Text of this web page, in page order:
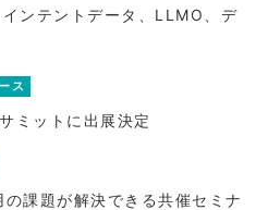
ンテントデータ、LLMO、デ
ス
ミットに出展決定
の課題が解決できる共催セミナ